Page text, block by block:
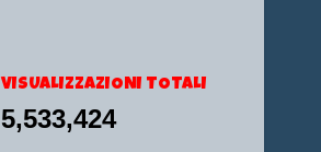
VISUALIZZAZIONI TOTALI
5,533,424